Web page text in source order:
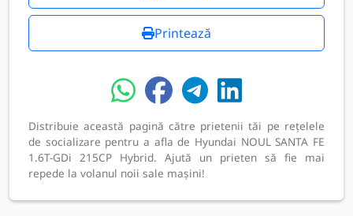
Printează
Distribuie această pagină către prietenii tăi pe rețelele
de socializare pentru a afla de Hyundai NOUL SANTA FE
1.6T-GDi 215CP Hybrid. Ajută un prieten să fie mai
repede la volanul noii sale mașini!